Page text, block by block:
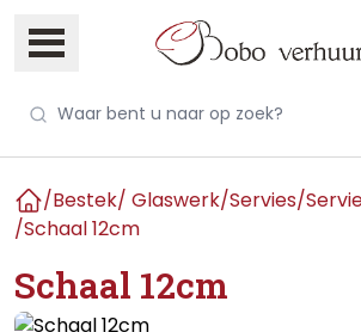
Home
/Bestek/ Glaswerk/Servies/
/Schaal 12cm
Schaal 12cm